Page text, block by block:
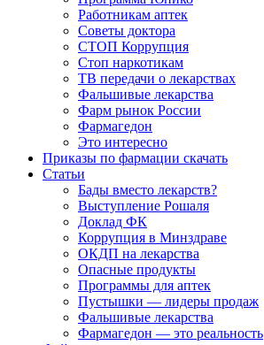
Работникам аптек
Советы доктора
СТОП Коррупция
Стоп наркотикам
ТВ передачи о лекарствах
Фальшивые лекарства
Фарм рынок России
Фармагедон
Это интересно
Приказы по фармации скачать
Статьи
Бады вместо лекарств?
Выступление Рошаля
Доклад ФК
Коррупция в Минздраве
ОКДП на лекарства
Опасные продукты
Программы для аптек
Пустышки — лидеры продаж
Фальшивые лекарства
Фармагедон — это реальность